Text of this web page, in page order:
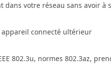
votre réseau sans avoir à
connecté ultérieur
802.3u, normes 802.3az,